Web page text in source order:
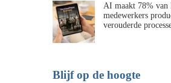
AI maakt 78% van
medewerkers
verouderde
Blijf op de hoogte